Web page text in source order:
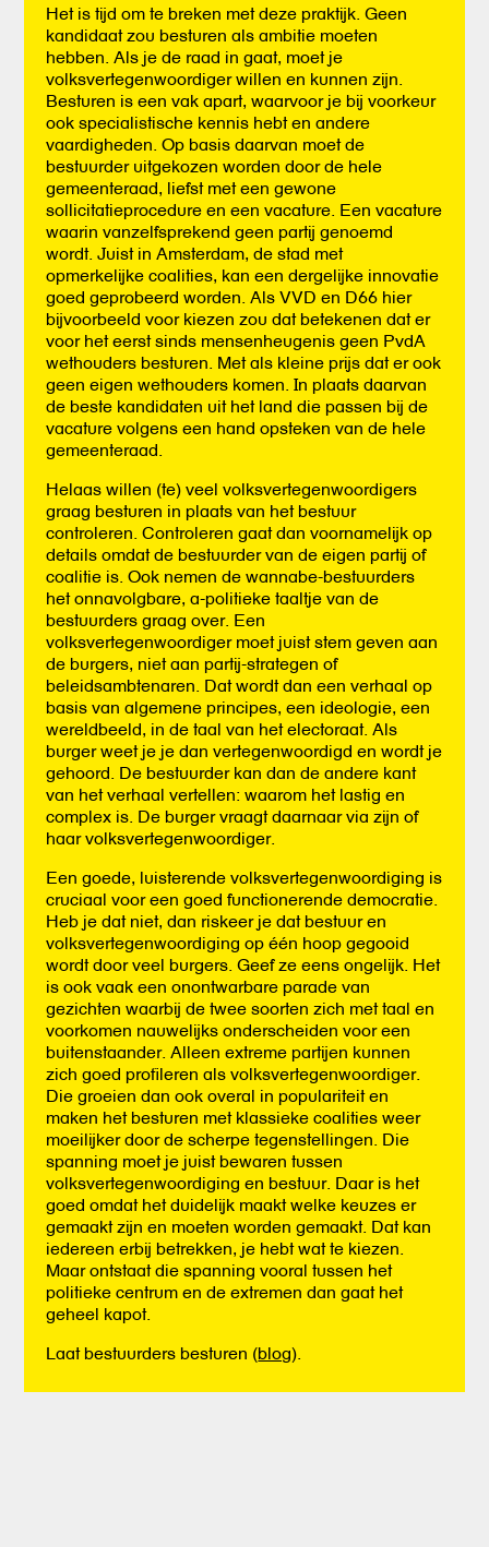
Het is tijd om te breken met deze praktijk. Geen
kandidaat zou besturen als ambitie moeten
hebben. Als je de raad in gaat, moet je
volksvertegenwoordiger willen en kunnen zijn.
Besturen is een vak apart, waarvoor je bij voorkeur
ook specialistische kennis hebt en andere
vaardigheden. Op basis daarvan moet de
bestuurder uitgekozen worden door de hele
gemeenteraad, liefst met een gewone
sollicitatieprocedure en een vacature. Een vacature
waarin vanzelfsprekend geen partij genoemd
wordt. Juist in Amsterdam, de stad met
opmerkelijke coalities, kan een dergelijke innovatie
goed geprobeerd worden. Als VVD en D66 hier
bijvoorbeeld voor kiezen zou dat betekenen dat er
voor het eerst sinds mensenheugenis geen PvdA
wethouders besturen. Met als kleine prijs dat er ook
geen eigen wethouders komen. In plaats daarvan
de beste kandidaten uit het land die passen bij de
vacature volgens een hand opsteken van de hele
gemeenteraad.
Helaas willen (te) veel volksvertegenwoordigers
graag besturen in plaats van het bestuur
controleren. Controleren gaat dan voornamelijk op
details omdat de bestuurder van de eigen partij of
coalitie is. Ook nemen de wannabe-bestuurders
het onnavolgbare, a-politieke taaltje van de
bestuurders graag over. Een
volksvertegenwoordiger moet juist stem geven aan
de burgers, niet aan partij-strategen of
beleidsambtenaren. Dat wordt dan een verhaal op
basis van algemene principes, een ideologie, een
wereldbeeld, in de taal van het electoraat. Als
burger weet je je dan vertegenwoordigd en wordt je
gehoord. De bestuurder kan dan de andere kant
van het verhaal vertellen: waarom het lastig en
complex is. De burger vraagt daarnaar via zijn of
haar volksvertegenwoordiger.
Een goede, luisterende volksvertegenwoordiging is
cruciaal voor een goed functionerende democratie.
Heb je dat niet, dan riskeer je dat bestuur en
volksvertegenwoordiging op één hoop gegooid
wordt door veel burgers. Geef ze eens ongelijk. Het
is ook vaak een onontwarbare parade van
gezichten waarbij de twee soorten zich met taal en
voorkomen nauwelijks onderscheiden voor een
buitenstaander. Alleen extreme partijen kunnen
zich goed profileren als volksvertegenwoordiger.
Die groeien dan ook overal in populariteit en
maken het besturen met klassieke coalities weer
moeilijker door de scherpe tegenstellingen. Die
spanning moet je juist bewaren tussen
volksvertegenwoordiging en bestuur. Daar is het
goed omdat het duidelijk maakt welke keuzes er
gemaakt zijn en moeten worden gemaakt. Dat kan
iedereen erbij betrekken, je hebt wat te kiezen.
Maar ontstaat die spanning vooral tussen het
politieke centrum en de extremen dan gaat het
geheel kapot.
Laat bestuurders besturen (blog).